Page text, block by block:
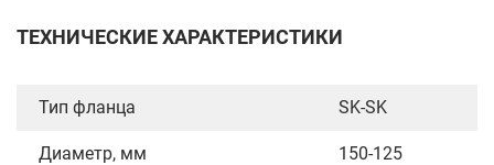
ТЕХНИЧЕСКИЕ ХАРАКТЕРИСТИКИ
Тип фланца SK-SK
Диаметр, мм 150-125